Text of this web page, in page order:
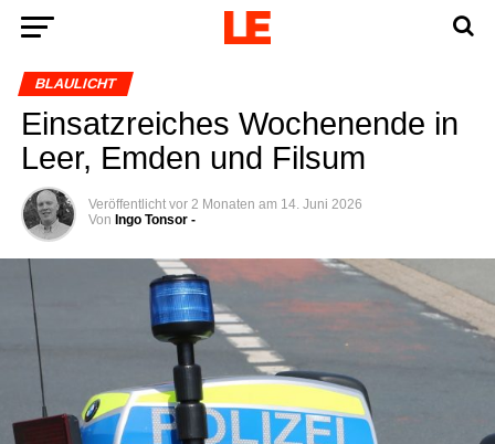
BLAULICHT
Ein­satz­rei­ches Wochen­en­de in
Leer, Emden und Filsum
Veröffentlicht vor 2 Monaten am 14. Juni 2026
Von Ingo Tonsor -